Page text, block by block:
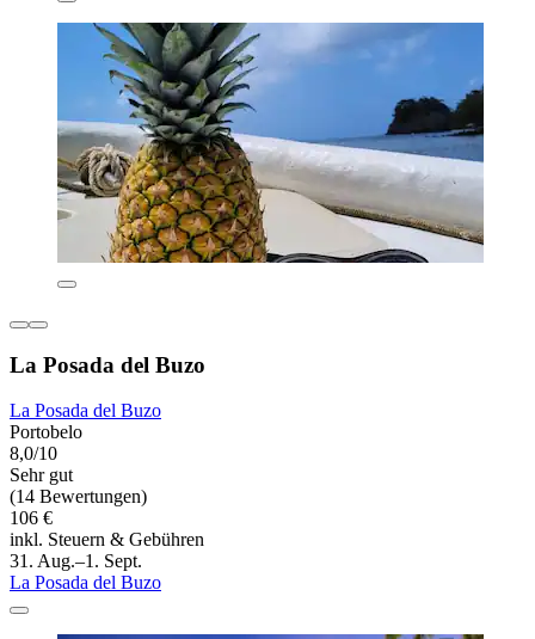
La Posada del Buzo
La Posada del Buzo
Portobelo
8,0/10
Sehr gut
(14 Bewertungen)
106 €
inkl. Steuern & Gebühren
31. Aug.–1. Sept.
La Posada del Buzo